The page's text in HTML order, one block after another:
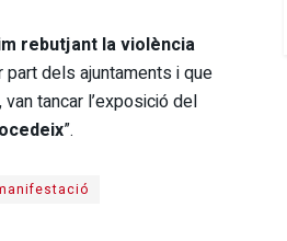
rebutjant la violència
dels ajuntaments i que
van tancar l’exposició del
”.